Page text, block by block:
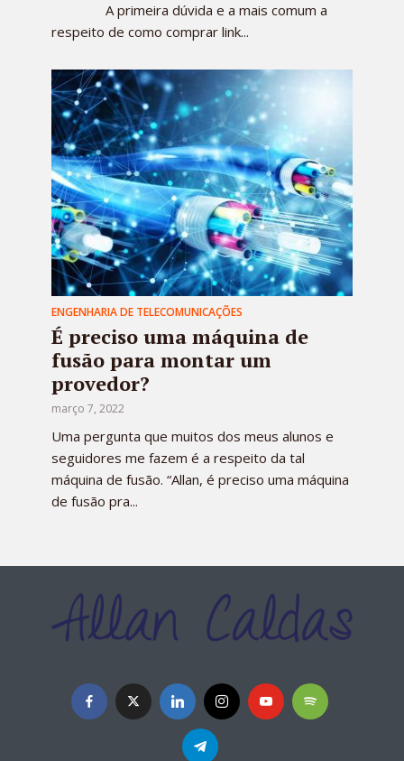
A primeira dúvida e a mais comum a
respeito de como comprar link...
ENGENHARIA DE TELECOMUNICAÇÕES
É preciso uma máquina de
fusão para montar um
provedor?
março 7, 2022
Uma pergunta que muitos dos meus alunos e
seguidores me fazem é a respeito da tal
máquina de fusão. “Allan, é preciso uma máquina
de fusão pra...